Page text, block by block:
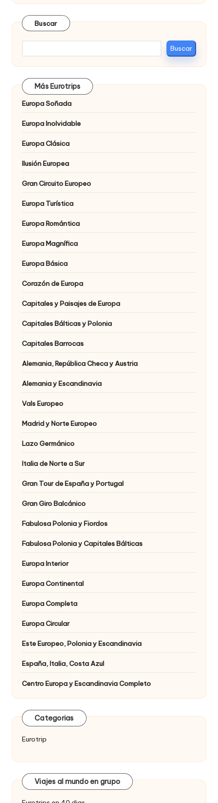
Buscar
Buscar
Más Eurotrips
Europa Soñada
Europa Inolvidable
Europa Clásica
Ilusión Europea
Gran Circuito Europeo
Europa Turística
Europa Romántica
Europa Magnífica
Europa Básica
Corazón de Europa
Capitales y Paisajes de Europa
Capitales Bálticas y Polonia
Capitales Barrocas
Alemania, República Checa y Austria
Alemania y Escandinavia
Vals Europeo
Madrid y Norte Europeo
Lazo Germánico
Italia de Norte a Sur
Gran Tour de España y Portugal
Gran Giro Balcánico
Fabulosa Polonia y Fiordos
Fabulosa Polonia y Capitales Bálticas
Europa Interior
Europa Continental
Europa Completa
Europa Circular
Este Europeo, Polonia y Escandinavia
España, Italia, Costa Azul
Centro Europa y Escandinavia Completo
Categorias
Eurotrip
Viajes al mundo en grupo